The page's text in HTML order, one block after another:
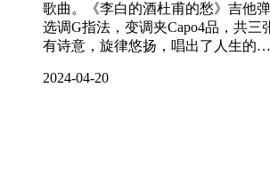
歌曲。《李白的酒杜甫的愁》吉他
选调G指法，变调夹Capo4品，共三
有诗意，旋律悠扬，唱出了人生的…
2024-04-20